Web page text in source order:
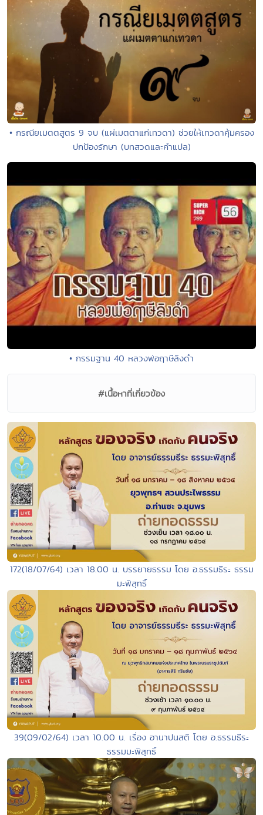
• กรณียเมตตสูตร 9 จบ (แผ่เมตตาแก่เทวดา) ช่วยให้เทวดาคุ้มครอง
ปกป้องรักษา (บทสวดและคำแปล)
• กรรมฐาน 40 หลวงพ่อฤาษีลิงดำ
#เนื้อหาที่เกี่ยวข้อง
172(18/07/64) เวลา 18.00 น. บรรยายธรรม โดย อ.ธรรมธีระ ธรรม
มะพิสุทธิ์
39(09/02/64) เวลา 10.00 น. เรื่อง อานาปนสติ โดย อ.ธรรมธีระ
ธรรมมะพิสุทธิ์